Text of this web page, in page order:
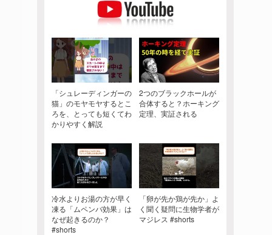
「シュレーディンガーの
猫」のモヤモヤするとこ
ろを、とっても短くてわ
かりやすく解説
2つのブラックホールが
合体すると？ホーキング
定理、実証される
冷水よりお湯の方が早く
凍る「ムペンバ効果」は
なぜ起きるのか？
#shorts
「卵が先か鶏が先か」よ
く聞く疑問に生物学者が
マジレス #shorts